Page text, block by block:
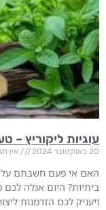
עוגיות ליקוריץ –
20 באוקטובר 2024 אין
האם אי פעם חשבתם על
ביתיות? היום אגלה
ויעניק לכם הזדמנות